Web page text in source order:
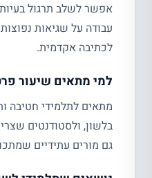
אפשר לשלב תרגול
עבודה על שגיאות
לכתיבה אקדמית.
למי מתאים שיעור
מתאים לתלמידי חטיבה
בלשון, ולסטודנטים
גם מורים עתידיים